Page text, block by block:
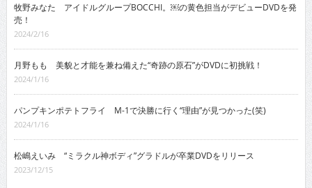
牧野みなた アイドルグループBOCCHI。￼の黄色担当がデビューDVDを発
売！
2024/2/16
月野もも 美貌と才能を兼ね備えた“奇跡の原石”がDVDに初挑戦！
2024/1/16
パンプキンポテトフライ M-1で決勝に行く“理由”が見つかった(笑)
2024/1/16
松嶋えいみ “ミラクル神ボディ”グラドルが卒業DVDをリリース
2023/12/15